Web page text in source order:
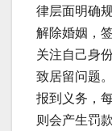
律层面明确
解除婚姻，
关注自己身
致居留问题
报到义务，
则会产生罚